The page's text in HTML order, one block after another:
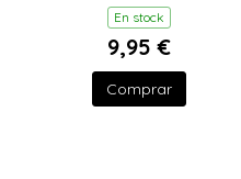
En stock
9,95 €
Comprar